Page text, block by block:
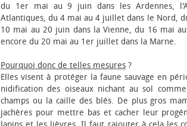
du 1er mai au 9 juin dans les Ardennes,
Atlantiques, du 4 mai au 4 juillet dans le Nord,
10 mai au 20 juin dans la Vienne, du 16 mai
encore du 20 mai au 1er juillet dans la Marne.
Pourquoi donc de telles mesures ?
Elles visent à protéger la faune sauvage en
nidification des oiseaux nichant au sol
champs ou la caille des blés. De plus gros
jachères pour mettre bas et cacher leur